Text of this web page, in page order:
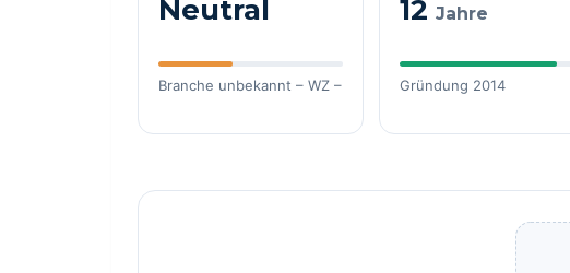
Neutral
Branche unbekannt – WZ –
12Jahre
Gründung 2014